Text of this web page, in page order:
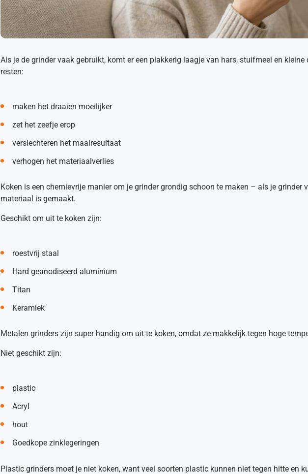
Als je de grinder vaak gebruikt, komt er een plakkerig laagje van hars, stuifmeel en kleine
resten:
maken het draaien moeilijker
zet het zeefje erop
verslechteren het maalresultaat
verhogen het materiaalverlies
Koken is een chemievrije manier om je grinder grondig schoon te maken – als je grinder
materiaal is gemaakt.
Geschikt om uit te koken zijn:
roestvrij staal
Hard geanodiseerd aluminium
Titan
Keramiek
Metalen grinders zijn super handig om uit te koken, omdat ze makkelijk tegen hoge
Niet geschikt zijn:
plastic
Acryl
hout
Goedkope zinklegeringen
Plastic grinders moet je niet koken, want veel soorten plastic kunnen niet tegen hitte en